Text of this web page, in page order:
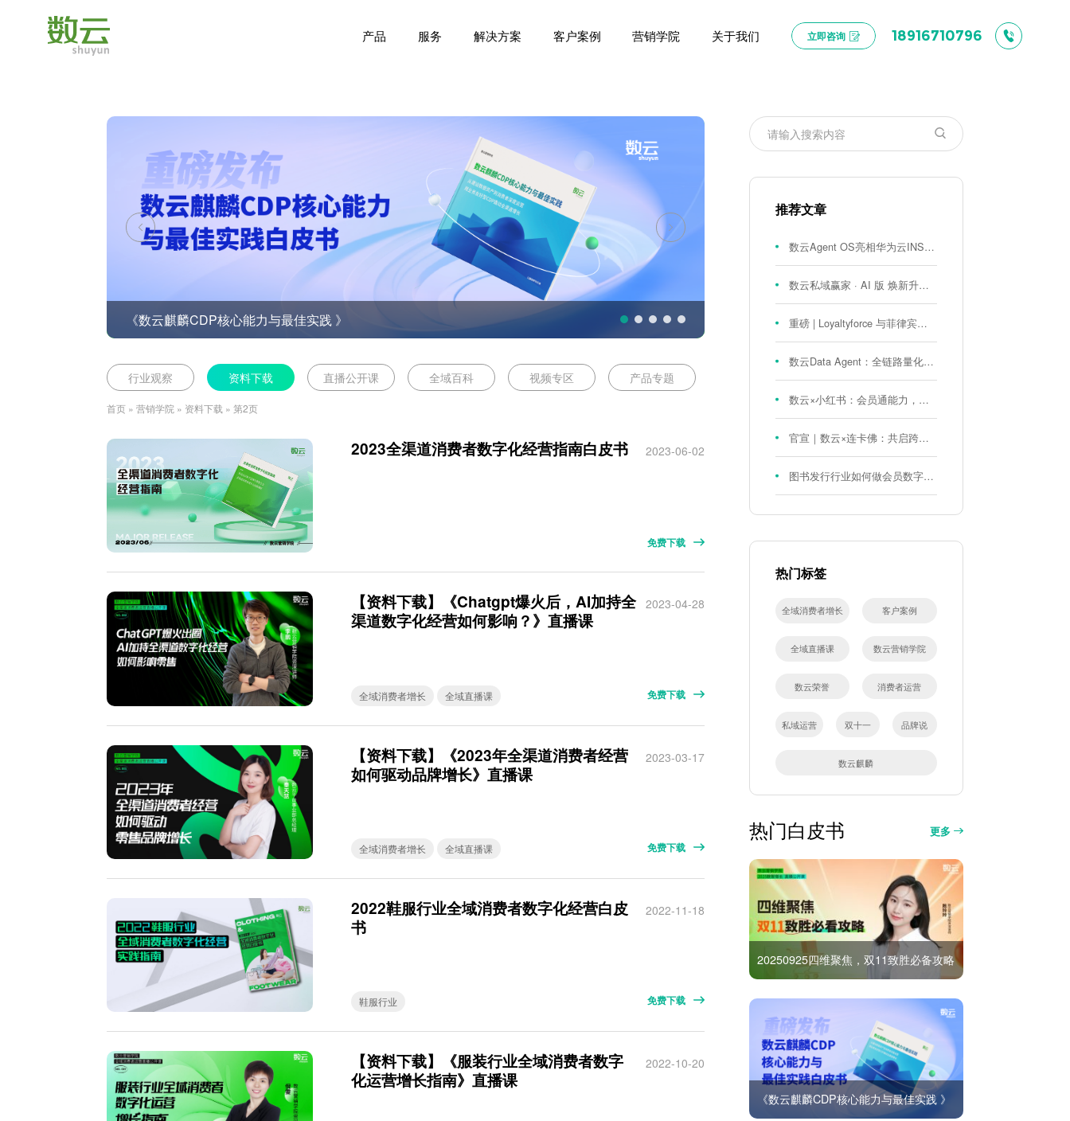
产品 服务 解决方案 客户案例 营销学院 关于我们 立即咨询 18916710796
《数云麒麟CDP核心能力与最佳实践 》
行业观察 资料下载 直播公开课 全域百科 视频专区 产品专题
首页 »营销学院 » 资料下载 »第2页
2023全渠道消费者数字化经营指南白皮书 2023-06-02
免费下载
【资料下载】《Chatgpt爆火后，AI加持全
渠道数字化经营如何影响？》直播课
2023-04-28
全域消费者增长 全域直播课 免费下载
【资料下载】《2023年全渠道消费者经营
如何驱动品牌增长》直播课
2023-03-17
全域消费者增长 全域直播课 免费下载
2022鞋服行业全域消费者数字化经营白皮
书
2022-11-18
鞋服行业 免费下载
【资料下载】《服装行业全域消费者数字
化运营增长指南》直播课
2022-10-20
推荐文章
数云Agent OS亮相华为云INSPIRE创想者大会：以AI重构消费者运营与零售营销新范式
数云私域赢家 · AI 版 焕新升级！
重磅 | Loyaltyforce 与菲律宾零售巨头 SM 集团达成战略合作，携手开启 SMAC 会员数智化运营新征程
数云Data Agent：全链路量化评测体系，炼就零售数据分析精准力
数云×小红书：会员通能力，重磅发布！
官宣｜数云×连卡佛：共启跨境会员运营新征程，重塑消费联结新体验
图书发行行业如何做会员数字化?河南新华书店给打了个样！
热门标签
全域消费者增长 客户案例
全域直播课 数云营销学院
数云荣誉 消费者运营
私域运营 双十一 品牌说
数云麒麟
热门白皮书 更多
20250925四维聚焦，双11致胜必备攻略
《数云麒麟CDP核心能力与最佳实践 》